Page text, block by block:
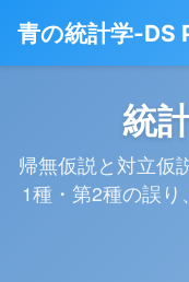
青の統計学-DS
統
帰無仮説と対立仮
1種・第2種の誤